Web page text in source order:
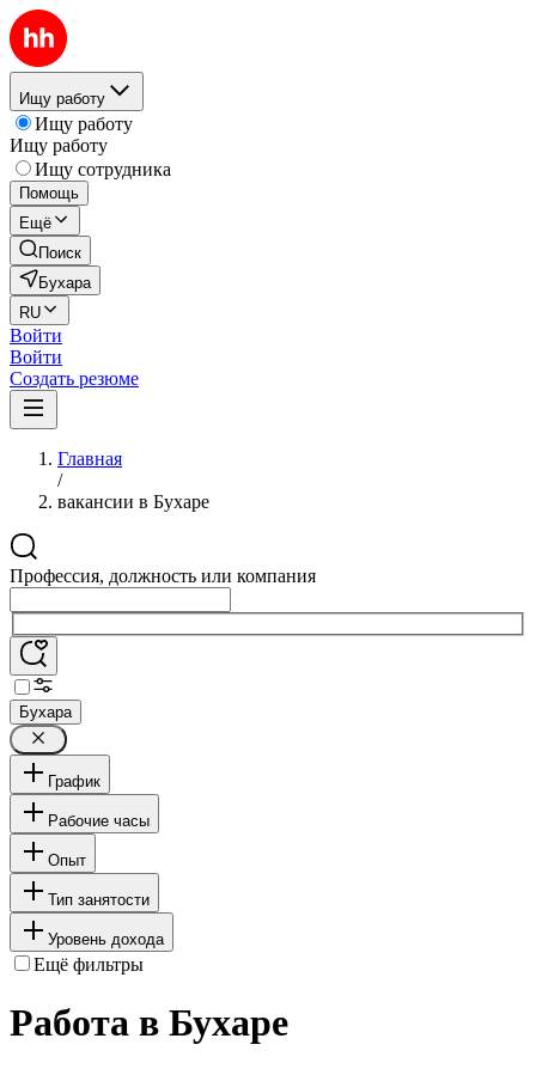
Ищу работу
Ищу работу
Ищу работу
Ищу сотрудника
Помощь
Ещё
Поиск
Бухара
RU
Войти
Войти
Создать резюме
Главная
/
вакансии в Бухаре
Профессия, должность или компания
Бухара
График
Рабочие часы
Опыт
Тип занятости
Уровень дохода
Ещё фильтры
Работа в Бухаре